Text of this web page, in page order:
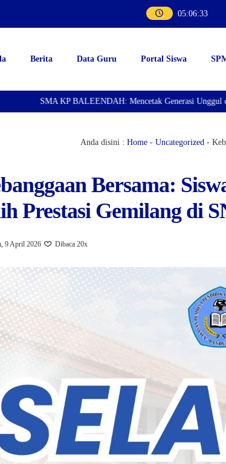
05:06:34
Berita Data Guru Portal Siswa
SMA KP BALEENDAH: Mencetak Generasi Unggul dan
Anda disini : Home- Uncategorized-
Bersama:
Prestasi Gemilang di
9 April 2026 Dibaca 20x